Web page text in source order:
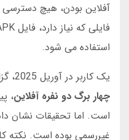
آفلاین بودن، هیچ دسترسی
استفاده می شود.
یک کاربر در آوریل 2025، گزارش داد که بعد از
چهار برگ دو نفره آفلاین،
است. اما تحقیقات نشان
غیررسمی بوده است. نکته